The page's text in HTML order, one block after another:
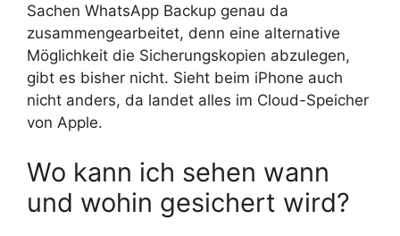
Sachen WhatsApp Backup genau da
zusammengearbeitet, denn eine alternative
Möglichkeit die Sicherungskopien abzulegen,
gibt es bisher nicht. Sieht beim iPhone auch
nicht anders, da landet alles im Cloud-Speicher
von Apple.
Wo kann ich sehen wann
und wohin gesichert wird?